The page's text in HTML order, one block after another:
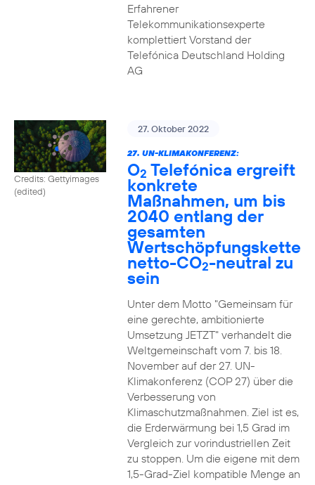
Erfahrener
Telekommunikationsexperte
komplettiert Vorstand der
Telefónica Deutschland Holding
AG
Credits: Gettyimages
(edited)
27. Oktober 2022
27. UN-KLIMAKONFERENZ:
O2 Telefónica ergreift
konkrete
Maßnahmen, um bis
2040 entlang der
gesamten
Wertschöpfungskette
netto-CO2-neutral zu
sein
Unter dem Motto "Gemeinsam für
eine gerechte, ambitionierte
Umsetzung JETZT" verhandelt die
Weltgemeinschaft vom 7. bis 18.
November auf der 27. UN-
Klimakonferenz (COP 27) über die
Verbesserung von
Klimaschutzmaßnahmen. Ziel ist es,
die Erderwärmung bei 1,5 Grad im
Vergleich zur vorindustriellen Zeit
zu stoppen. Um die eigene mit dem
1,5-Grad-Ziel kompatible Menge an